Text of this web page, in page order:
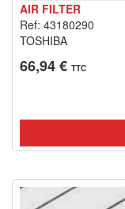
AIR FILTER
Ref: 43180290
TOSHIBA
66,94 € TTC